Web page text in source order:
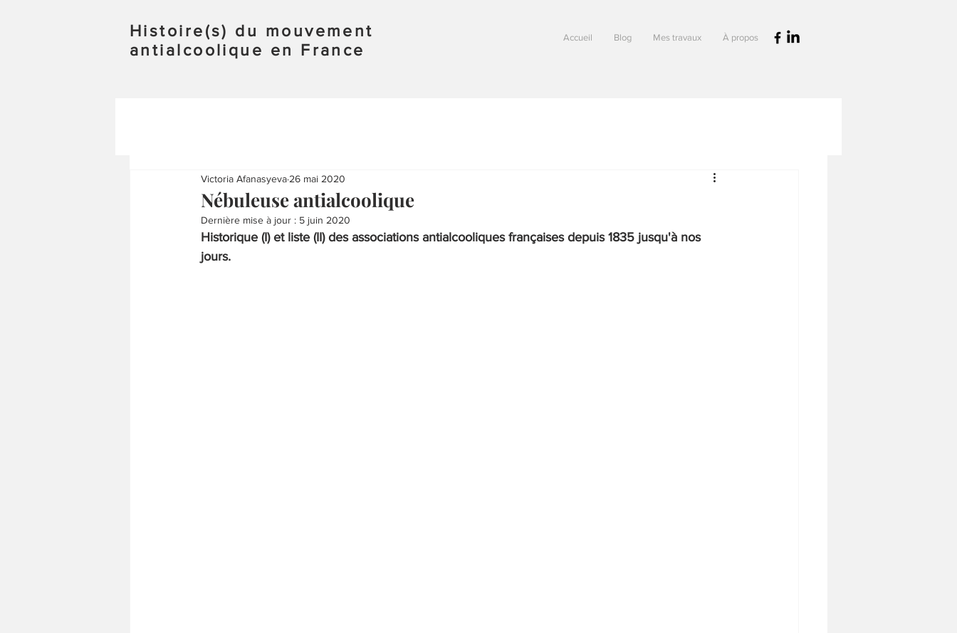
Histoire(s) du mouvement
antialcoolique en France
Accueil Blog Mes travaux À propos
Nébuleuse antialcoolique
Victoria Afanasyeva 26 mai 2020
Dernière mise à jour : 5 juin 2020
Historique (I) et liste (II) des associations antialcooliques françaises depuis 1835 jusqu'à nos
jours.